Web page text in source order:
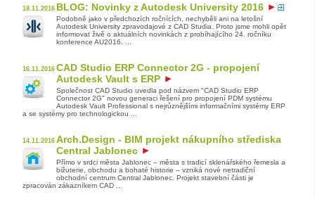
18.11.2016 BLOG: Novinky z Autodesk University 2016
Podobně jako v předchozích ročnících, nechyběli ani na letošní
Autodesk University zpravodajové z CAD Studia. Proto jsme mohli opět
informovat živě o aktuálních novinkách z probíhajícího 24. ročníku
konference AU2016. ...
16.11.2016 CAD Studio ERP Connector 2G - propojení
Autodesk Vault s ERP
Společnost CAD Studio uvedla pod názvem "CAD Studio ERP
Connector 2G" novou generaci řešení pro propojení PDM systému
Autodesk Vault Professional s nejrůznějšími informačními systémy ERP
a se systémy pro technologickou ...
14.11.2016 Arch.Design - BIM projekt nákupního střediska
Central Jablonec
Přímo v srdci města Jablonec – města s tradicí sklenářského řemesla a
bižuterie, obchodu a bohaté historie – vzniká nové netradiční
obchodní centrum Central Jablonec. Projekt stavební části je
zpracován zákazníkem CAD ...